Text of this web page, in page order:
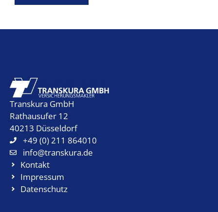
Transkura GmbH
Rathausufer 12
40213 Düsseldorf
+49 (0) 211 864010
info@transkura.de
Kontakt
Impressum
Datenschutz